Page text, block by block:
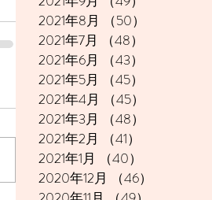
2021年8月
（50）
2021年7月
（48）
2021年6月
（43）
2021年5月
（45）
2021年4月
（45）
2021年3月
（48）
2021年2月
（41）
2021年1月
（40）
2020年12月
（46）